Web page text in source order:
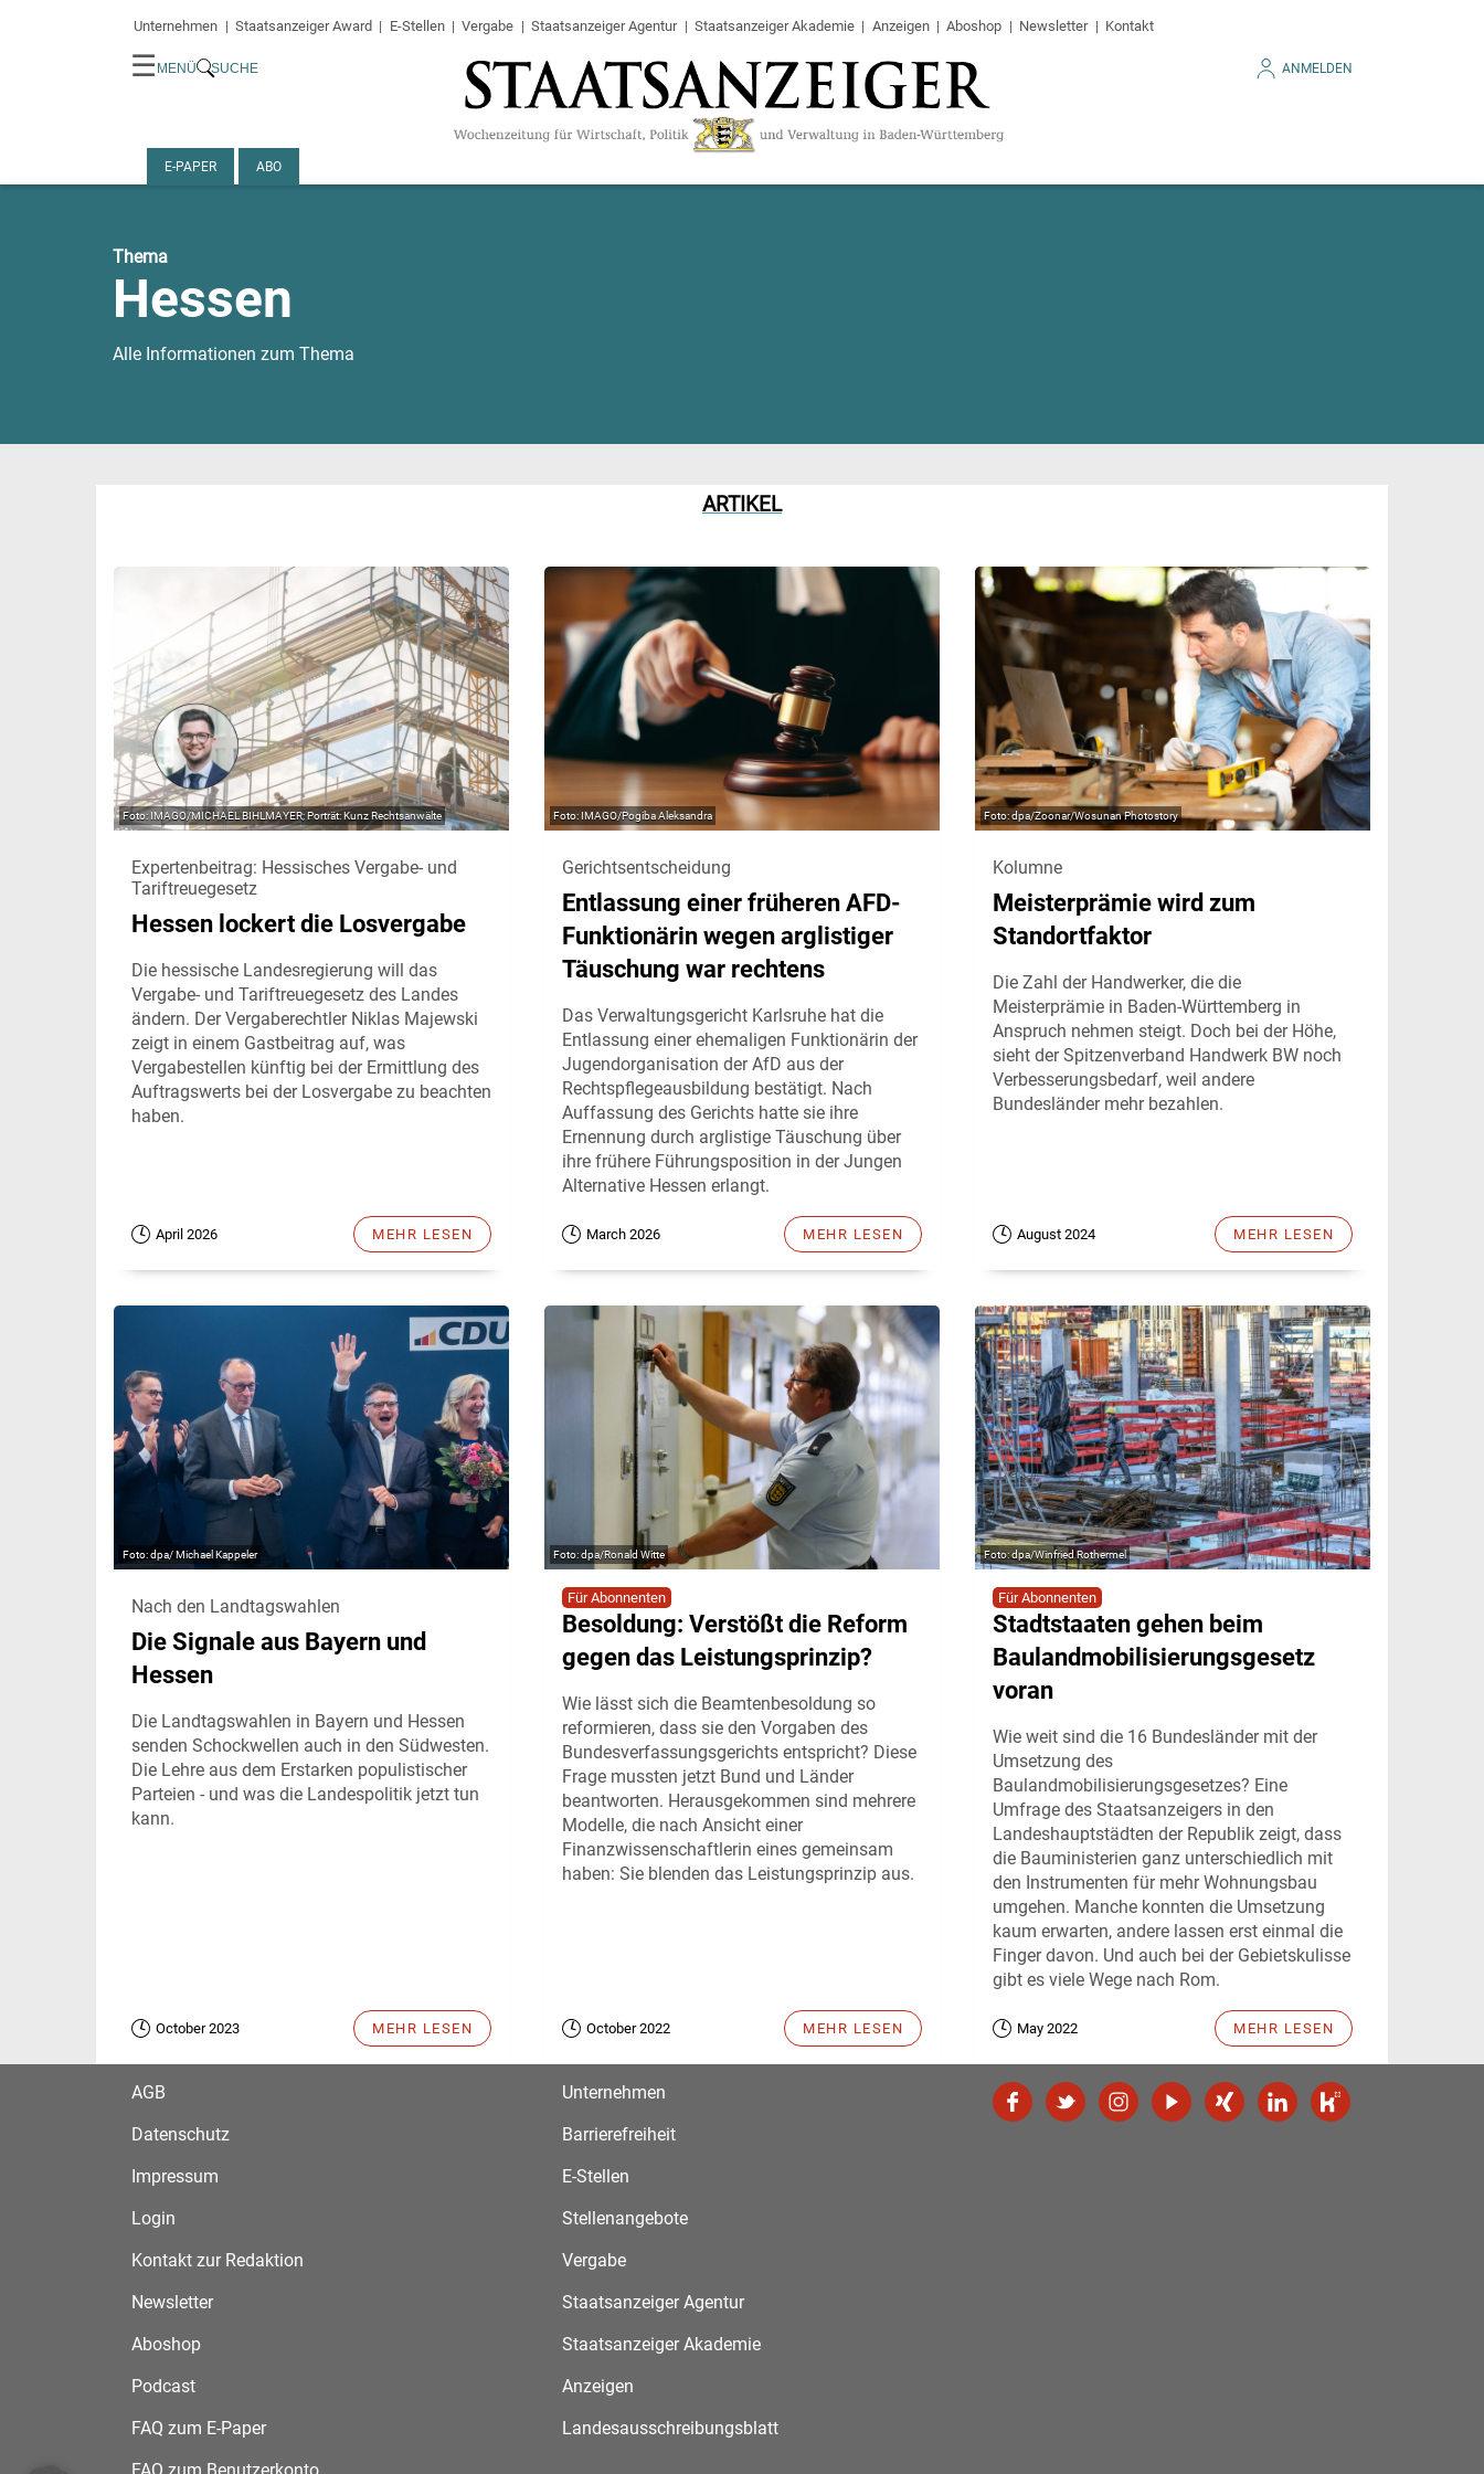
Unternehmen Staatsanzeiger Award E-Stellen Vergabe Staatsanzeiger Agentur Staatsanzeiger Akademie Anzeigen Aboshop Newsletter Kontakt
☰ MENÜ SUCHE ANMELDEN
E-PAPER ABO
Thema
Hessen
Alle Informationen zum Thema
ARTIKEL
IMAGO/MICHAEL BIHLMAYER; Porträt: Kunz Rechtsanwälte
Expertenbeitrag: Hessisches Vergabe- und
Tariftreuegesetz
Hessen lockert die Losvergabe
Die hessische Landesregierung will das
Vergabe- und Tariftreuegesetz des Landes
ändern. Der Vergaberechtler Niklas Majewski
zeigt in einem Gastbeitrag auf, was
Vergabestellen künftig bei der Ermittlung des
Auftragswerts bei der Losvergabe zu beachten
haben.
April 2026 MEHR LESEN
IMAGO/Pogiba Aleksandra
Gerichtsentscheidung
Entlassung einer früheren AFD-
Funktionärin wegen arglistiger
Täuschung war rechtens
Das Verwaltungsgericht Karlsruhe hat die
Entlassung einer ehemaligen Funktionärin der
Jugendorganisation der AfD aus der
Rechtspflegeausbildung bestätigt. Nach
Auffassung des Gerichts hatte sie ihre
Ernennung durch arglistige Täuschung über
ihre frühere Führungsposition in der Jungen
Alternative Hessen erlangt.
March 2026 MEHR LESEN
dpa/Zoonar/Wosunan Photostory
Kolumne
Meisterprämie wird zum
Standortfaktor
Die Zahl der Handwerker, die die
Meisterprämie in Baden-Württemberg in
Anspruch nehmen steigt. Doch bei der Höhe,
sieht der Spitzenverband Handwerk BW noch
Verbesserungsbedarf, weil andere
Bundesländer mehr bezahlen.
August 2024 MEHR LESEN
dpa/ Michael Kappeler
Nach den Landtagswahlen
Die Signale aus Bayern und
Hessen
Die Landtagswahlen in Bayern und Hessen
senden Schockwellen auch in den Südwesten.
Die Lehre aus dem Erstarken populistischer
Parteien - und was die Landespolitik jetzt tun
kann.
October 2023 MEHR LESEN
dpa/Ronald Witte
Für Abonnenten
Besoldung: Verstößt die Reform
gegen das Leistungsprinzip?
Wie lässt sich die Beamtenbesoldung so
reformieren, dass sie den Vorgaben des
Bundesverfassungsgerichts entspricht? Diese
Frage mussten jetzt Bund und Länder
beantworten. Herausgekommen sind mehrere
Modelle, die nach Ansicht einer
Finanzwissenschaftlerin eines gemeinsam
haben: Sie blenden das Leistungsprinzip aus.
October 2022 MEHR LESEN
dpa/Winfried Rothermel
Für Abonnenten
Stadtstaaten gehen beim
Baulandmobilisierungsgesetz
voran
Wie weit sind die 16 Bundesländer mit der
Umsetzung des
Baulandmobilisierungsgesetzes? Eine
Umfrage des Staatsanzeigers in den
Landeshauptstädten der Republik zeigt, dass
die Bauministerien ganz unterschiedlich mit
den Instrumenten für mehr Wohnungsbau
umgehen. Manche konnten die Umsetzung
kaum erwarten, andere lassen erst einmal die
Finger davon. Und auch bei der Gebietskulisse
gibt es viele Wege nach Rom.
May 2022 MEHR LESEN
AGB
Datenschutz
Impressum
Login
Kontakt zur Redaktion
Newsletter
Aboshop
Podcast
FAQ zum E-Paper
Unternehmen
Barrierefreiheit
E-Stellen
Stellenangebote
Vergabe
Staatsanzeiger Agentur
Staatsanzeiger Akademie
Anzeigen
Landesausschreibungsblatt